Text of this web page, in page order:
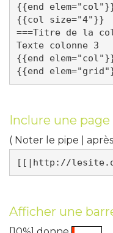
{{end
{{col size="4"}}
===Titre de la
Texte colonne 3
{{end
Inclure une
( Noter le pipe |
Afficher une